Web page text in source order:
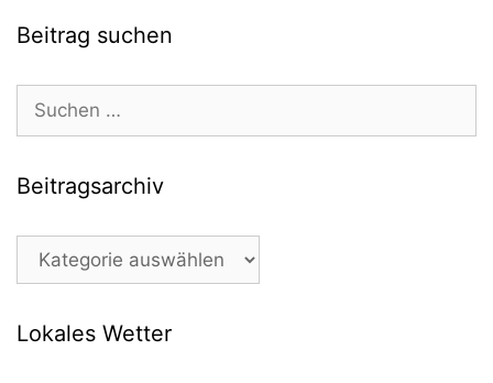
Beitrag suchen
nach:
Beitragsarchiv
Beitragsarchiv
Lokales Wetter